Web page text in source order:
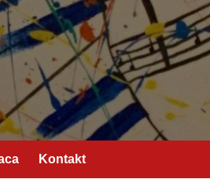
Kontakt